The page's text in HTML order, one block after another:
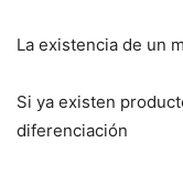
La existencia de un
Si ya existen
diferenciación